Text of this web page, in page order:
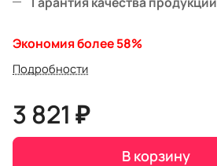
Экономия более 58%
Подробности
3 821 ₽
В корзину